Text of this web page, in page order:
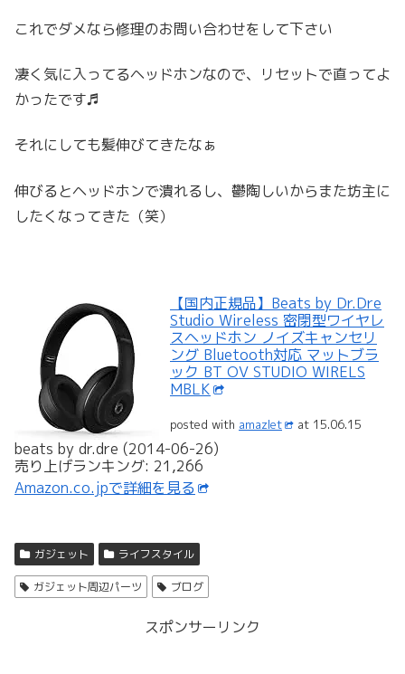
これでダメなら修理のお問い合わせをして下さい
凄く気に入ってるヘッドホンなので、リセットで直ってよ
かったです♬
それにしても髪伸びてきたなぁ
伸びるとヘッドホンで潰れるし、鬱陶しいからまた坊主に
したくなってきた（笑）
【国内正規品】Beats by Dr.Dre
Studio Wireless 密閉型ワイヤレ
スヘッドホン ノイズキャンセリ
ング Bluetooth対応 マットブラ
ック BT OV STUDIO WIRELS
MBLK
posted with amazlet at 15.06.15
beats by dr.dre (2014-06-26)
売り上げランキング: 21,266
Amazon.co.jpで詳細を見る
ガジェット ライフスタイル
ガジェット周辺パーツ ブログ
スポンサーリンク